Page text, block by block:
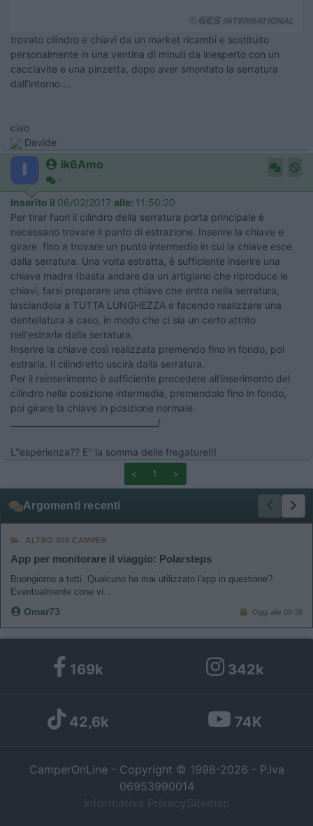
trovato cilindro e chiavi da un market ricambi e sostituito
personalmente in una ventina di minuti da inesperto con un
cacciavite e una pinzetta, dopo aver smontato la serratura
dall'interno....
ciao
Davide
ik6Amo
-
Inserito il 06/02/2017 alle: 11:50:20
Per tirar fuori il cilindro della serratura porta principale è
necessario trovare il punto di estrazione. Inserire la chiave e
girare fino a trovare un punto intermedio in cui la chiave esce
dalla serratura. Una volta estratta, è sufficiente inserire una
chiave madre (basta andare da un artigiano che riproduce le
chiavi, farsi preparare una chiave che entra nella serratura,
lasciandola a TUTTA LUNGHEZZA e facendo realizzare una
dentellatura a caso, in modo che ci sia un certo attrito
nell'estrarla dalla serratura.
Inserire la chiave così realizzata premendo fino in fondo, poi
estrarla. Il cilindretto uscirà dalla serratura.
Per il reinserimento è sufficiente procedere all'inserimento del
cilindro nella posizione intermedia, premendolo fino in fondo,
poi girare la chiave in posizione normale.
___________________________________/
L''esperienza?? E'' la somma delle fregature!!!
<
1 >
Argomenti recenti
ALTRO SUI CAMPER
App per monitorare il viaggio: Polarsteps
Buongiorno a tutti. Qualcuno ha mai utilizzato l'app in questione?
Eventualmente cone vi...
Omar73 Oggi alle 09:38
169k 342k
42,6k 74K
CamperOnLine - Copyright © 1998-2026 - P.Iva
06953990014
Informativa Privacy Sitemap